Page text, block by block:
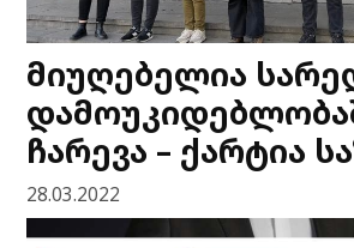
მიუღებელია
ჩარევა – ქარტია
28.03.2022